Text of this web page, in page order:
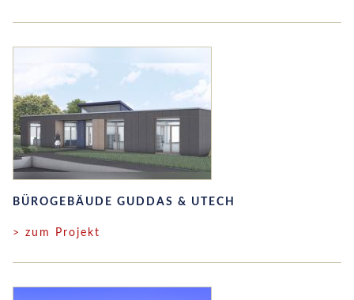
BÜROGEBÄUDE GUDDAS & UTECH
> zum Projekt